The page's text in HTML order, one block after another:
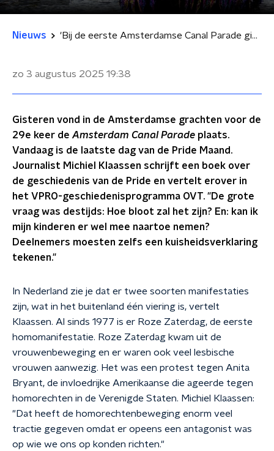
Nieuws 'Bij de eerste Amsterdamse Canal Parade ging het vooral over de vraag: hoe bloot zal het zijn?'
zo 3 augustus 2025 19:38
Gisteren vond in de Amsterdamse grachten voor de
29e keer de Amsterdam Canal Parade plaats.
Vandaag is de laatste dag van de Pride Maand.
Journalist Michiel Klaassen schrijft een boek over
de geschiedenis van de Pride en vertelt erover in
het VPRO-geschiedenisprogramma OVT. "De grote
vraag was destijds: Hoe bloot zal het zijn? En: kan ik
mijn kinderen er wel mee naartoe nemen?
Deelnemers moesten zelfs een kuisheidsverklaring
tekenen."
In Nederland zie je dat er twee soorten manifestaties
zijn, wat in het buitenland één viering is, vertelt
Klaassen. Al sinds 1977 is er Roze Zaterdag, de eerste
homomanifestatie. Roze Zaterdag kwam uit de
vrouwenbeweging en er waren ook veel lesbische
vrouwen aanwezig. Het was een protest tegen Anita
Bryant, de invloedrijke Amerikaanse die ageerde tegen
homorechten in de Verenigde Staten. Michiel Klaassen:
"Dat heeft de homorechtenbeweging enorm veel
tractie gegeven omdat er opeens een antagonist was
op wie we ons op konden richten."